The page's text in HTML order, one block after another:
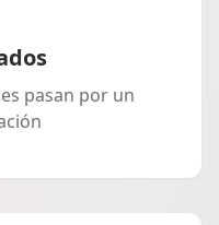
pasan por un